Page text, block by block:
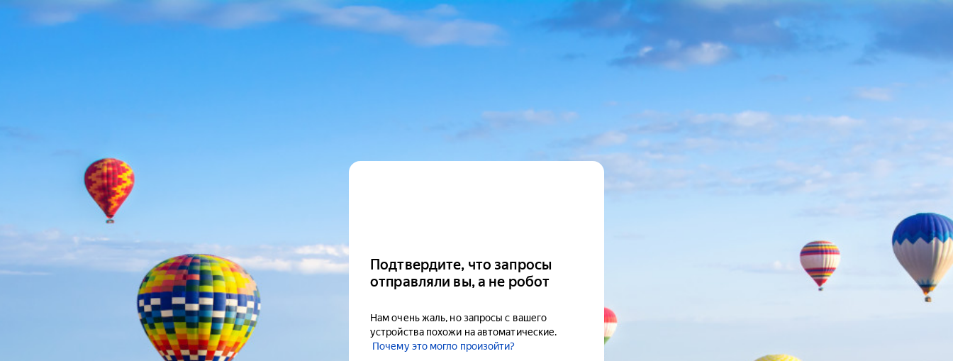
Подтвердите, что запросы
отправляли вы, а не робот
Нам очень жаль, но запросы с вашего
устройства похожи на автоматические.
Почему это могло произойти?